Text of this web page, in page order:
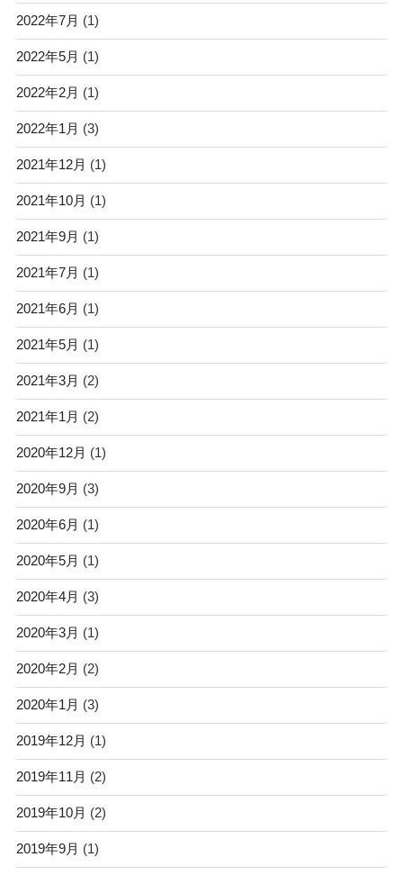
2022年7月 (1)
2022年5月 (1)
2022年2月 (1)
2022年1月 (3)
2021年12月 (1)
2021年10月 (1)
2021年9月 (1)
2021年7月 (1)
2021年6月 (1)
2021年5月 (1)
2021年3月 (2)
2021年1月 (2)
2020年12月 (1)
2020年9月 (3)
2020年6月 (1)
2020年5月 (1)
2020年4月 (3)
2020年3月 (1)
2020年2月 (2)
2020年1月 (3)
2019年12月 (1)
2019年11月 (2)
2019年10月 (2)
2019年9月 (1)